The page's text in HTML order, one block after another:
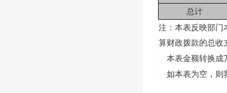
总计
注：本表反映部门
算财政拨款的总收
本表金额转换成
如本表为空，则